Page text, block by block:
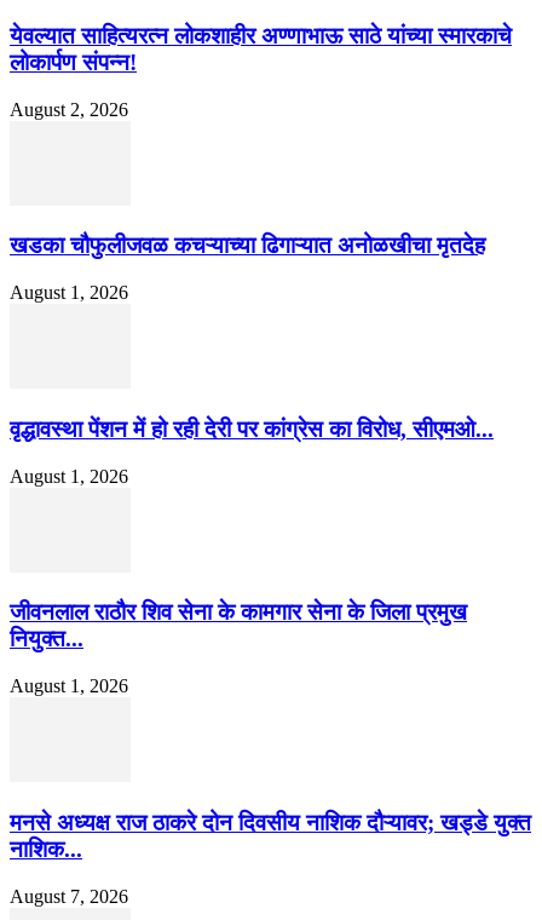
येवल्यात साहित्यरत्न लोकशाहीर अण्णाभाऊ साठे यांच्या स्मारकाचे
लोकार्पण संपन्न!
August 2, 2026
खडका चौफुलीजवळ कचऱ्याच्या ढिगाऱ्यात अनोळखीचा मृतदेह
August 1, 2026
वृद्धावस्था पेंशन में हो रही देरी पर कांग्रेस का विरोध, सीएमओ...
August 1, 2026
जीवनलाल राठौर शिव सेना के कामगार सेना के जिला प्रमुख
नियुक्त...
August 1, 2026
मनसे अध्यक्ष राज ठाकरे दोन दिवसीय नाशिक दौऱ्यावर; खड्डे युक्त
नाशिक...
August 7, 2026